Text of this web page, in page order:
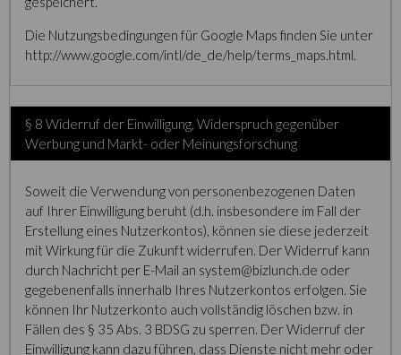
Die Nutzungsbedingungen für Google Maps finden Sie unter
http://www.google.com/intl/de_de/help/terms_maps.html.
§ 8 Widerruf der Einwilligung, Widerspruch gegenüber
Werbung und Markt- oder Meinungsforschung
Soweit die Verwendung von personenbezogenen Daten
auf Ihrer Einwilligung beruht (d.h. insbesondere im Fall der
Erstellung eines Nutzerkontos), können sie diese jederzeit
mit Wirkung für die Zukunft widerrufen. Der Widerruf kann
durch Nachricht per E-Mail an system@bizlunch.de oder
gegebenenfalls innerhalb Ihres Nutzerkontos erfolgen. Sie
können Ihr Nutzerkonto auch vollständig löschen bzw. in
Fällen des § 35 Abs. 3 BDSG zu sperren. Der Widerruf der
Einwilligung kann dazu führen, dass Dienste nicht mehr oder